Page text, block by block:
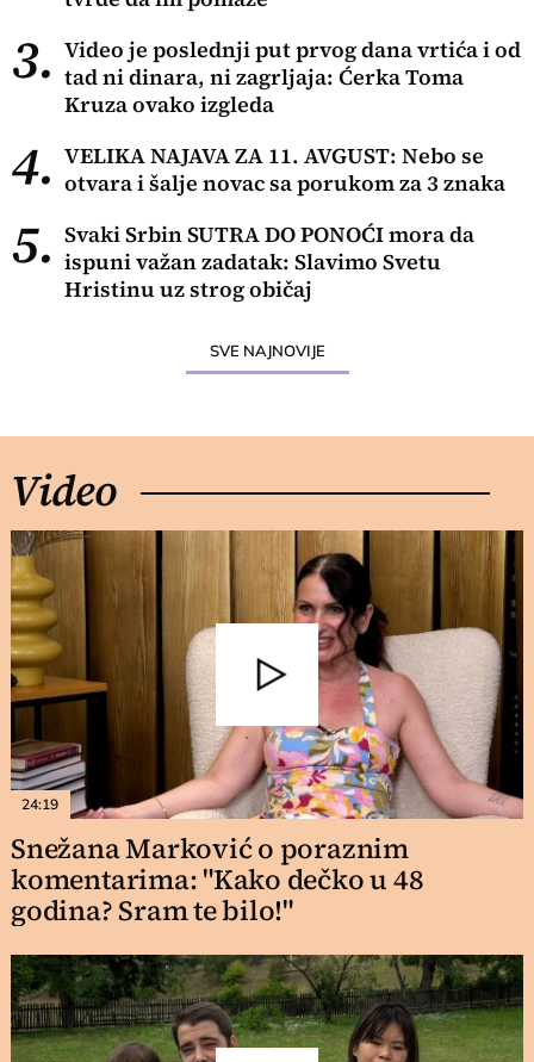
3. Video je poslednji put prvog dana vrtića i od
tad ni dinara, ni zagrljaja: Ćerka Toma
Kruza ovako izgleda
4. VELIKA NAJAVA ZA 11. AVGUST: Nebo se
otvara i šalje novac sa porukom za 3 znaka
5. Svaki Srbin SUTRA DO PONOĆI mora da
ispuni važan zadatak: Slavimo Svetu
Hristinu uz strog običaj
SVE NAJNOVIJE
Video
24:19
Snežana Marković o poraznim
komentarima: "Kako dečko u 48
godina? Sram te bilo!"